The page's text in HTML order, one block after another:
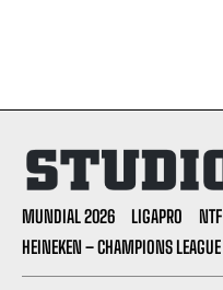
MUNDIAL 2026 LIGAPRO NTF
HEINEKEN – CHAMPIONS LEAGUE